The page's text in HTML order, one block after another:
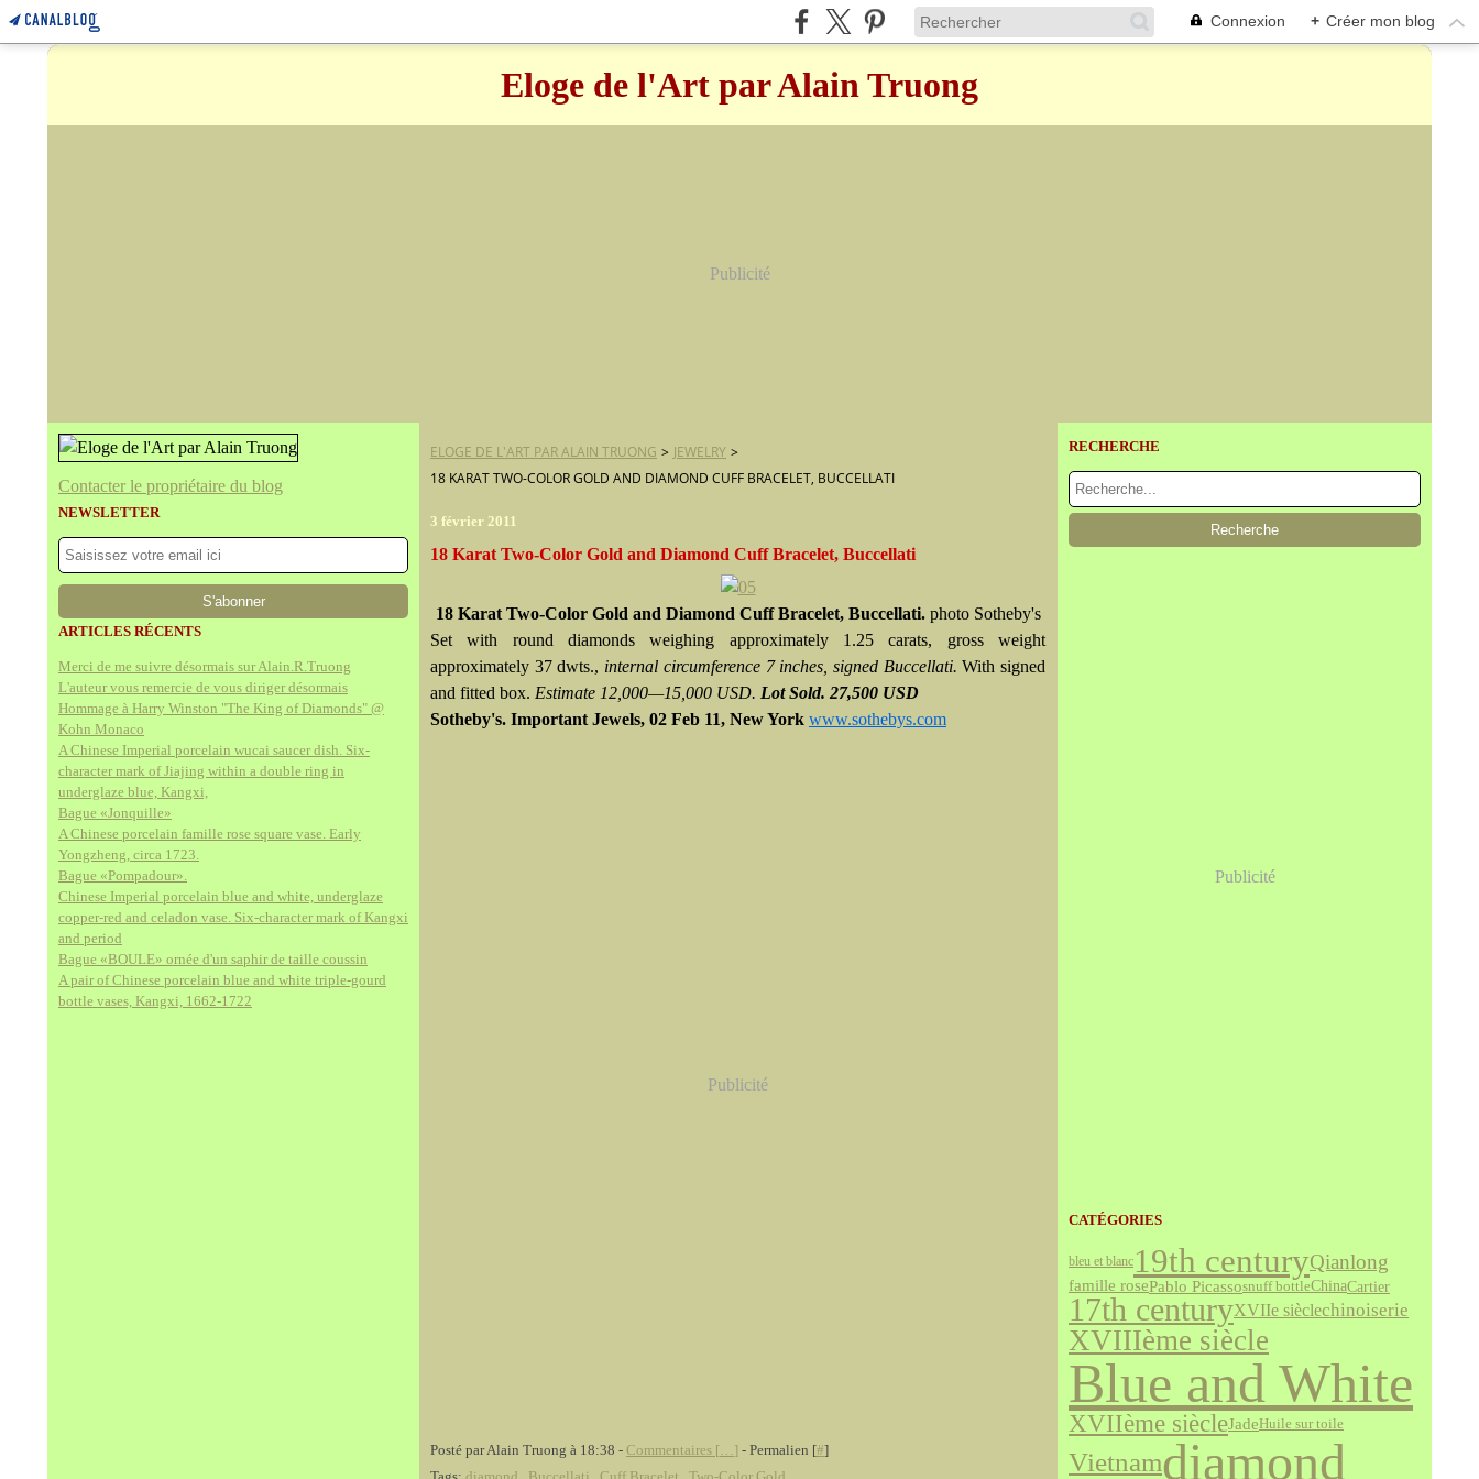
Connexion + Créer mon blog
Eloge de l'Art par Alain Truong
Publicité
Contacter le propriétaire du blog
NEWSLETTER
ARTICLES RÉCENTS
Merci de me suivre désormais sur Alain.R.Truong
L'auteur vous remercie de vous diriger désormais
Hommage à Harry Winston "The King of Diamonds" @
Kohn Monaco
A Chinese Imperial porcelain wucai saucer dish. Six-
character mark of Jiajing within a double ring in
underglaze blue, Kangxi,
Bague «Jonquille»
A Chinese porcelain famille rose square vase. Early
Yongzheng, circa 1723.
Bague «Pompadour».
Chinese Imperial porcelain blue and white, underglaze
copper-red and celadon vase. Six-character mark of Kangxi
and period
Bague «BOULE» ornée d'un saphir de taille coussin
A pair of Chinese porcelain blue and white triple-gourd
bottle vases, Kangxi, 1662-1722
ELOGE DE L'ART PAR ALAIN TRUONG > JEWELRY >
18 KARAT TWO-COLOR GOLD AND DIAMOND CUFF BRACELET, BUCCELLATI
3 février 2011
18 Karat Two-Color Gold and Diamond Cuff Bracelet, Buccellati
18 Karat Two-Color Gold and Diamond Cuff Bracelet, Buccellati. photo Sotheby's
Set with round diamonds weighing approximately 1.25 carats, gross weight
approximately 37 dwts., internal circumference 7 inches, signed Buccellati.With signed
and fitted box. Estimate 12,000—15,000 USD. Lot Sold. 27,500 USD
Sotheby's. Important Jewels, 02 Feb 11, New York www.sothebys.com
Publicité
Posté par Alain Truong à 18:38 - Commentaires [… ] - Permalien [#]
RECHERCHE
Publicité
CATÉGORIES
bleu et blanc19th centuryQianlong
famille rosePablo Picassosnuff bottleChinaCartier
17th centuryXVIIe sièclechinoiserie
XVIIIème siècle
Blue and White
XVIIème siècleJadeHuile sur toile
Vietnamdiamond